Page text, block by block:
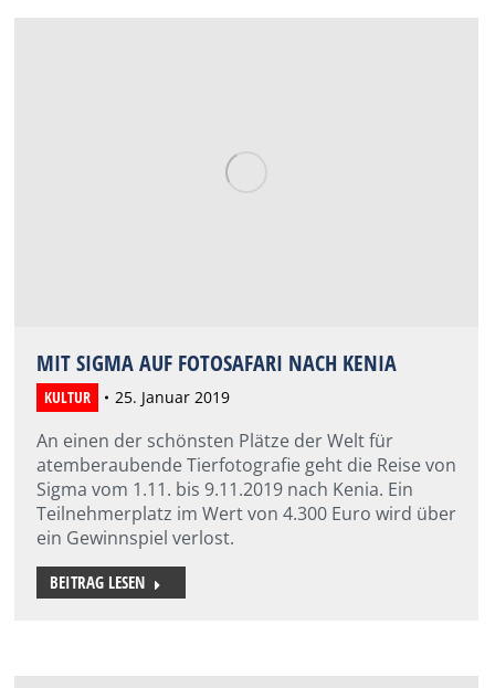
MIT SIGMA AUF FOTOSAFARI NACH KENIA
KULTUR 25. Januar 2019
An einen der schönsten Plätze der Welt für
atemberaubende Tierfotografie geht die Reise von
Sigma vom 1.11. bis 9.11.2019 nach Kenia. Ein
Teilnehmerplatz im Wert von 4.300 Euro wird über
ein Gewinnspiel verlost.
BEITRAG LESEN